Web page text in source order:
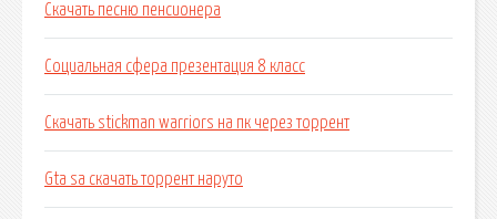
Скачать песню пенсионера
Социальная сфера презентация 8 класс
Скачать stickman warriors на пк через торрент
Gta sa скачать торрент наруто